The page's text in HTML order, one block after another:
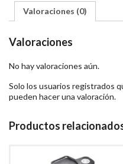
Valoraciones (0)
Valoraciones
No hay valoraciones aún.
Solo los usuarios registrados
pueden hacer una valoración.
Productos